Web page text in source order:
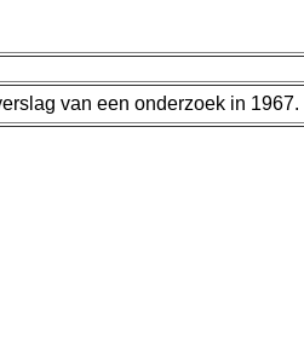
van een onderzoek in 1967.